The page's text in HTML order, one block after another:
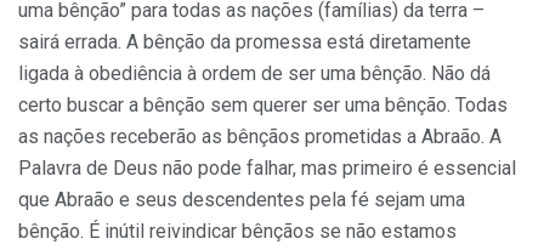
uma bênção” para todas as nações (famílias) da terra –
sairá errada. A bênção da promessa está diretamente
ligada à obediência à ordem de ser uma bênção. Não dá
certo buscar a bênção sem querer ser uma bênção. Todas
as nações receberão as bênçãos prometidas a Abraão. A
Palavra de Deus não pode falhar, mas primeiro é essencial
que Abraão e seus descendentes pela fé sejam uma
bênção. É inútil reivindicar bênçãos se não estamos